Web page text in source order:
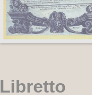
Libretto